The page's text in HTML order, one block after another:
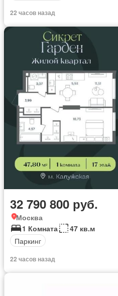
22 часов назад
32 790 800 руб.
Москва
1 Комната
47 кв.м
Паркинг
22 часов назад